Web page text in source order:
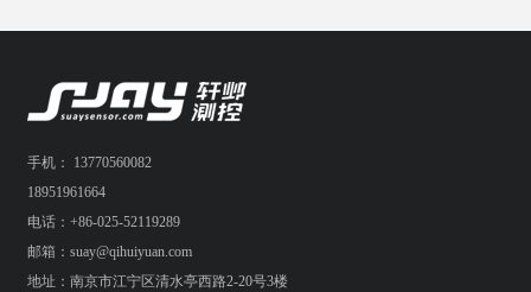
手机： 13770560082
18951961664
电话：+86-025-52119289
邮箱：suay@qihuiyuan.com
地址：南京市江宁区清水亭西路2-20号3楼